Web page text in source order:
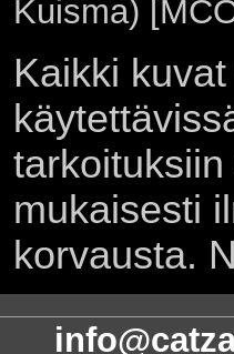
Kuisma)
Kaikki
tarkoituksiin
mukaisesti
korvausta.